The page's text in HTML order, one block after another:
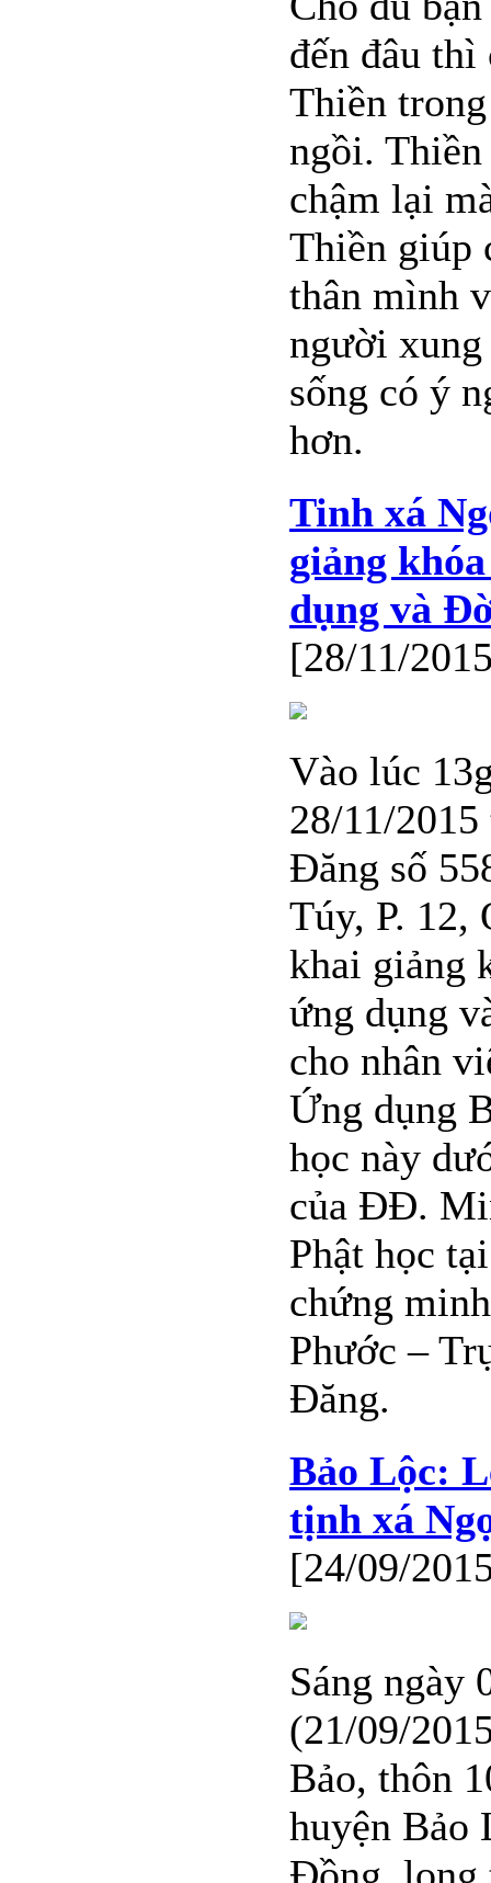
đến đâu thì
Thiền
ngồi. Thiền
chậm lại
Thiền giúp
thân mình
người xung
sống có ý
hơn.
Tinh xá
giảng
dụng và
[28/11/
Vào lúc
28/11/
Đăng số
Túy, P. 12,
khai giảng
ứng dụng
cho nhân
Ứng dụng
học này
của ĐĐ.
Phật học
chứng
Phước –
Đăng.
Bảo Lộc:
tịnh xá
[24/09/
Sáng ngày
(21/09/
Bảo, thôn
huyện Bảo